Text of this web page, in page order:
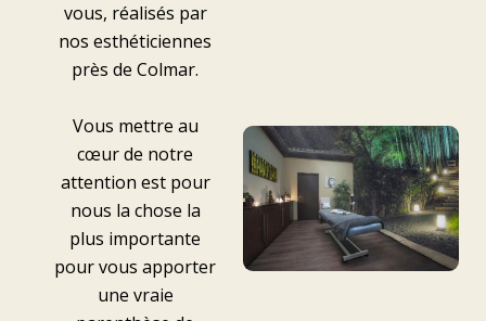
vous, réalisés par
nos esthéticiennes
près de Colmar.
Vous mettre au
cœur de notre
attention est pour
nous la chose la
plus importante
pour vous apporter
une vraie